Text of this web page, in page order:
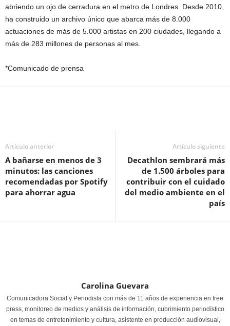
abriendo un ojo de cerradura en el metro de Londres. Desde 2010,
ha construido un archivo único que abarca más de 8.000
actuaciones de más de 5.000 artistas en 200 ciudades, llegando a
más de 283 millones de personas al mes.
*Comunicado de prensa
Artículo anterior
A bañarse en menos de 3
minutos: las canciones
recomendadas por Spotify
para ahorrar agua
Artículo siguiente
Decathlon sembrará más
de 1.500 árboles para
contribuir con el cuidado
del medio ambiente en el
país
Carolina Guevara
Comunicadora Social y Periodista con más de 11 años de experiencia en free
press, monitoreo de medios y análisis de información, cubrimiento periodístico
en temas de entretenimiento y cultura, asistente en producción audiovisual,